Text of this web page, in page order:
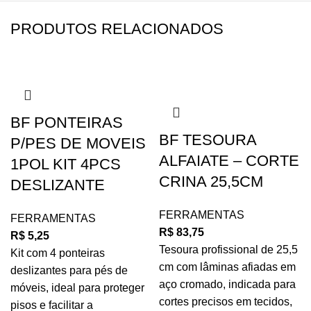
PRODUTOS RELACIONADOS
BF PONTEIRAS
P/PES DE MOVEIS
1POL KIT 4PCS
DESLIZANTE
FERRAMENTAS
R$ 5,25
Kit com 4 ponteiras
deslizantes para pés de
móveis, ideal para proteger
pisos e facilitar a
BF TESOURA
ALFAIATE – CORTE
CRINA 25,5CM
FERRAMENTAS
R$ 83,75
Tesoura profissional de 25,5
cm com lâminas afiadas em
aço cromado, indicada para
cortes precisos em tecidos,